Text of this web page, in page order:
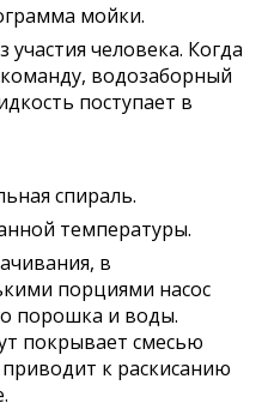
мойки.
человека. Когда
водозаборный
поступает в
спираль.
температуры.
в
порциями насос
порошка и воды.
покрывает смесью
к раскисанию